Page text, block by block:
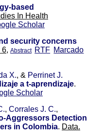
based
In Health
Scholar
security concerns
6, Abstract RTF Marcado
X., & Perrinet J.
a t-aprendizaje.
Scholar
, Corrales J. C.,
Aggressors Detection
in Colombia. Data.